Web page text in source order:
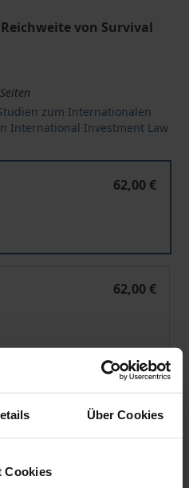
Über Cookies
Cookies
von Survival
zum Internationalen
International Investment Law
62,00 €
62,00 €
von der Lieferadresse